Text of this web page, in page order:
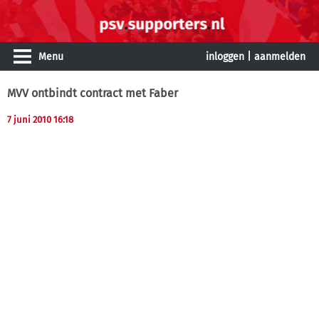
Menu inloggen aanmelden
MVV ontbindt contract met Faber
7 juni 2010 16:18